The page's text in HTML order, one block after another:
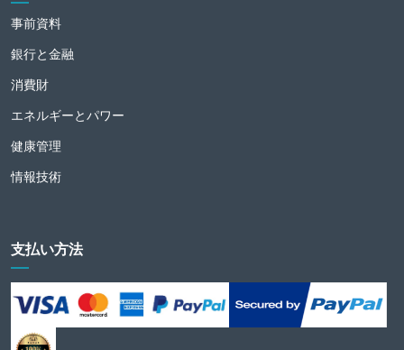
事前資料
銀行と金融
消費財
エネルギーとパワー
健康管理
情報技術
支払い方法